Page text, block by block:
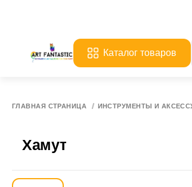
Каталог товаров
ГЛАВНАЯ СТРАНИЦА ИНСТРУМЕНТЫ И
Хамут